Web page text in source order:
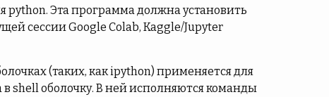
Эта программа должна установить
сессии Google Colab, Kaggle/Jupyter
(таких, как ipython) применяется для
shell оболочку. В ней исполняются команды